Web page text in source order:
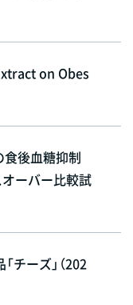
on Obes
後血糖抑制
ーバー比較試
ーズ」（202